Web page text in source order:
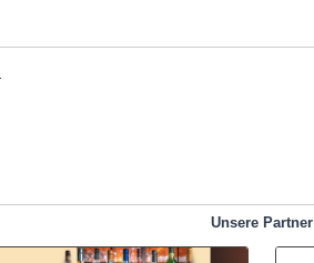
Unsere Partner